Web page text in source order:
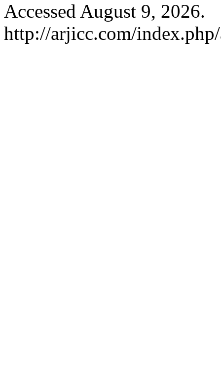
Accessed August 9, 2026.
http://arjicc.com/